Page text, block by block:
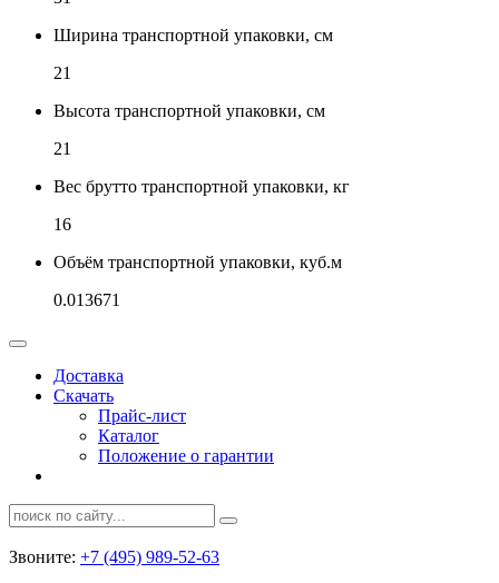
Ширина транспортной упаковки, см
21
Высота транспортной упаковки, см
21
Вес брутто транспортной упаковки, кг
16
Объём транспортной упаковки, куб.м
0.013671
Доставка
Скачать
Прайс-лист
Каталог
Положение о гарантии
Звоните: +7 (495) 989-52-63